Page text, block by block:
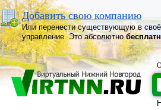
Добавить свою компанию
Или перенести существующую в своё
управление. Это абсолютно